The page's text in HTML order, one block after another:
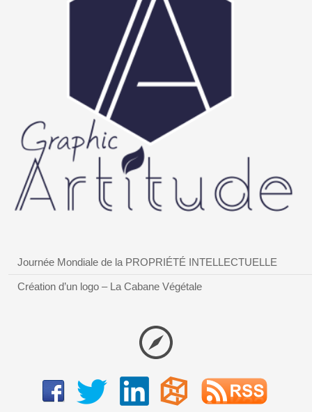
Journée Mondiale de la PROPRIÉTÉ INTELLECTUELLE
Création d’un logo – La Cabane Végétale